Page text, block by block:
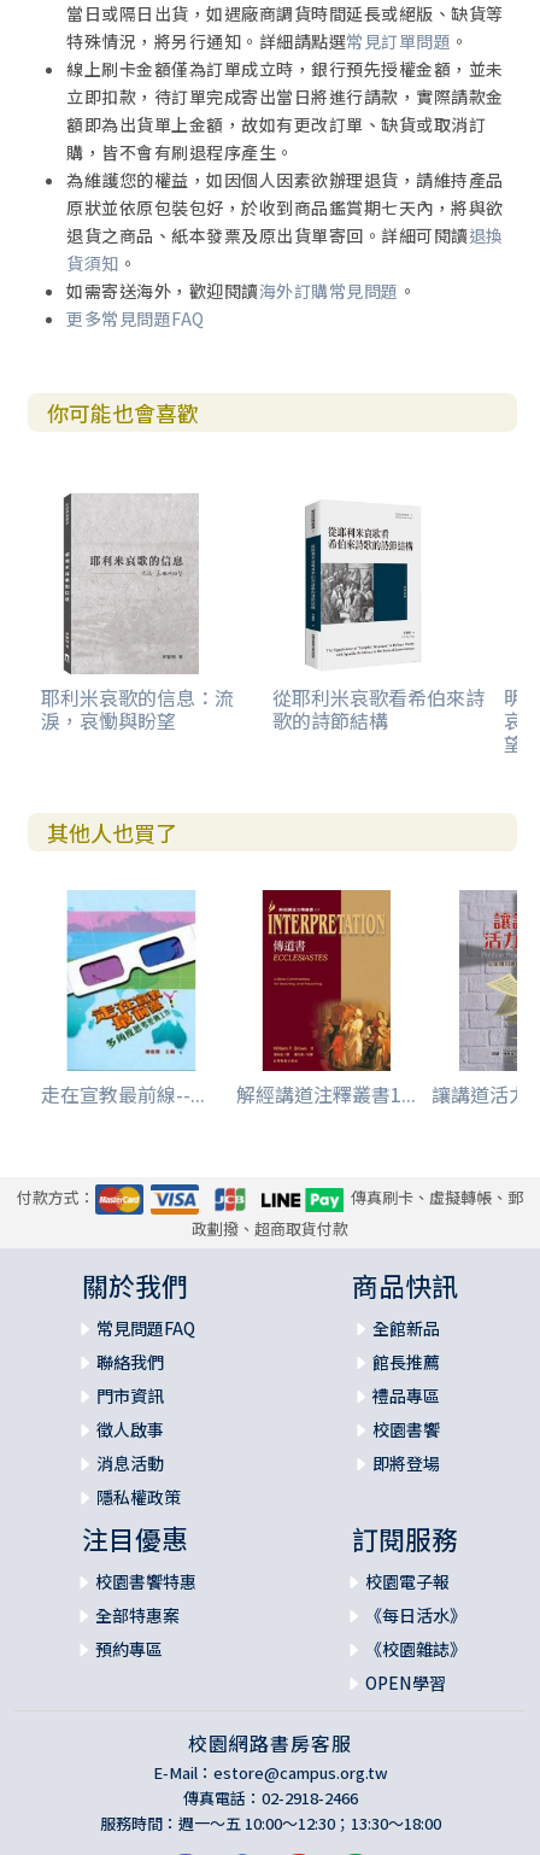
當日或隔日出貨，如遇廠商調貨時間延長或絕版、缺貨等
特殊情況，將另行通知。詳細請點選常見訂單問題 。
線上刷卡金額僅為訂單成立時，銀行預先授權金額，並未
立即扣款，待訂單完成寄出當日將進行請款，實際請款金
額即為出貨單上金額，故如有更改訂單、缺貨或取消訂
購，皆不會有刷退程序產生。
為維護您的權益，如因個人因素欲辦理退貨，請維持產品
原狀並依原包裝包好，於收到商品鑑賞期七天內，將與欲
退貨之商品、紙本發票及原出貨單寄回。詳細可閱讀退換
貨須知 。
如需寄送海外，歡迎閱讀海外訂購常見問題 。
更多常見問題FAQ
你可能也會喜歡
耶利米哀歌的信息：流
淚，哀慟與盼望
從耶利米哀歌看希伯來詩
歌的詩節結構
明
哀
望(
其他人也買了
走在宣教最前線--... 解經講道注釋叢書1... 讓講道活力
付款方式：
傳真刷卡、虛擬轉帳、郵
政劃撥、超商取貨付款
關於我們
常見問題FAQ
聯絡我們
門市資訊
徵人啟事
消息活動
隱私權政策
商品快訊
全館新品
館長推薦
禮品專區
校園書饗
即將登場
注目優惠
校園書饗特惠
全部特惠案
預約專區
訂閱服務
校園電子報
《每日活水》
《校園雜誌》
OPEN學習
校園網路書房客服
E-Mail： estore@campus.org.tw
傳真電話：02-2918-2466
服務時間：週一～五 10:00～12:30；13:30～18:00